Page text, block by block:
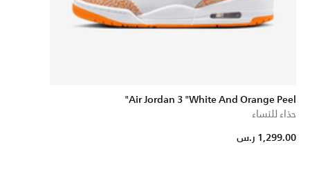
Air Jordan 3 "White And Orange Peel"
حذاء للنساء
1,299.00 ر.س